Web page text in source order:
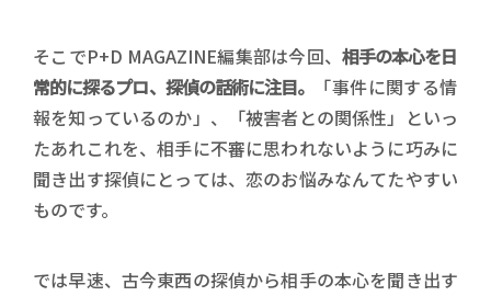
そこでP+D MAGAZINE編集部は今回、 相手の本心を日
常的に探るプロ、探偵の話術に注目。
「事件に関する情
報を知っているのか」、「被害者との関係性」といっ
たあれこれを、相手に不審に思われないように巧みに
聞き出す探偵にとっては、恋のお悩みなんてたやすい
ものです。
では早速、古今東西の探偵から相手の本心を聞き出す